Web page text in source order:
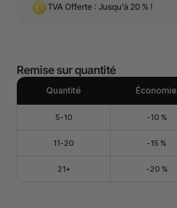
TVA Offerte : Jusqu'à 20 % !
Remise sur quantité
Quantité Économie
5-10 -10 %
11-20 -15 %
21+ -20 %